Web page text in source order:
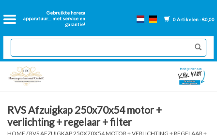
Gebruikte horeca
apparatuur.... met service en
garantie!
0 Artikelen - €0,00
Home
2dehands Horeca
Nieuwe apparatuur
GN Bakken
RVS Afzuigkap 250x70x54 motor +
verlichting + regelaar + filter
HOME /RVS AFZUIGKAP 250X70X54 MOTOR + VERLICHTING + REGELAAR +